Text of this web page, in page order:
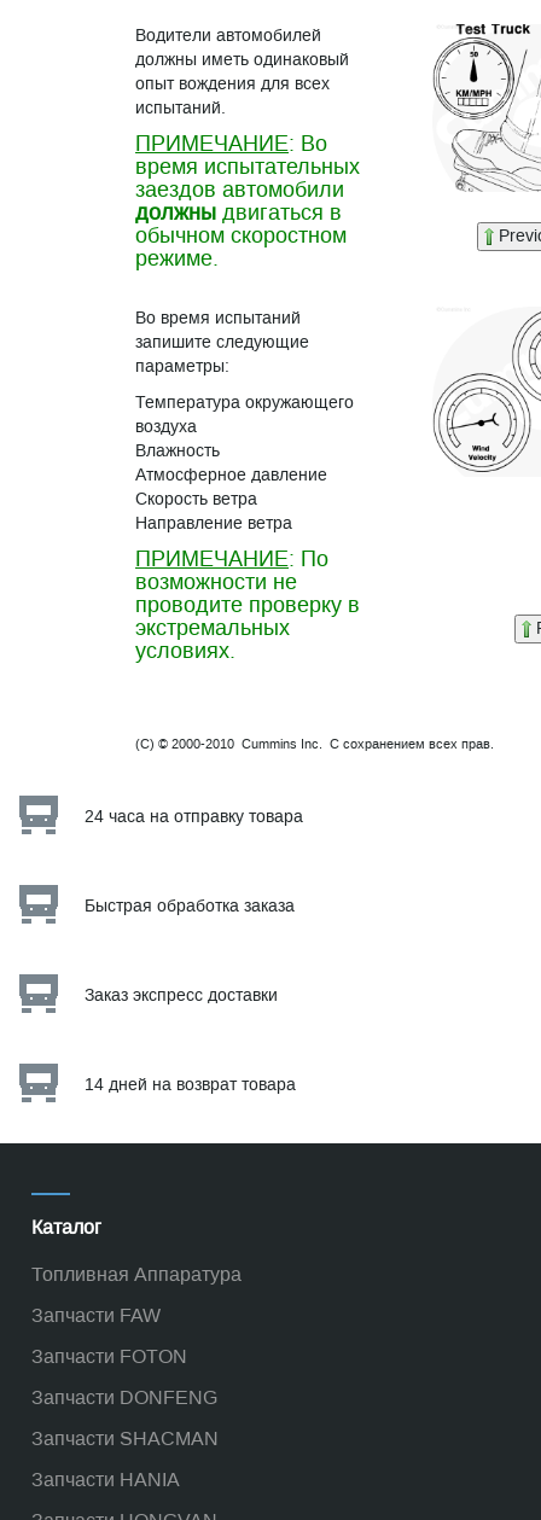
Водители автомобилей
должны иметь одинаковый
опыт вождения для всех
испытаний.
ПРИМЕЧАНИЕ: Во
время испытательных
заездов автомобили
должны двигаться в
обычном скоростном
режиме.
Во время испытаний
запишите следующие
параметры:
Температура окружающего
воздуха
Влажность
Атмосферное давление
Скорость ветра
Направление ветра
ПРИМЕЧАНИЕ: По
возможности не
проводите проверку в
экстремальных
условиях.
(C) © 2000-2010 Cummins Inc. С сохранением всех прав.
24 часа на отправку товара
Быстрая обработка заказа
Заказ экспресс доставки
14 дней на возврат товара
Каталог
Топливная Аппаратура
Запчасти FAW
Запчасти FOTON
Запчасти DONFENG
Запчасти SHACMAN
Запчасти HANIA